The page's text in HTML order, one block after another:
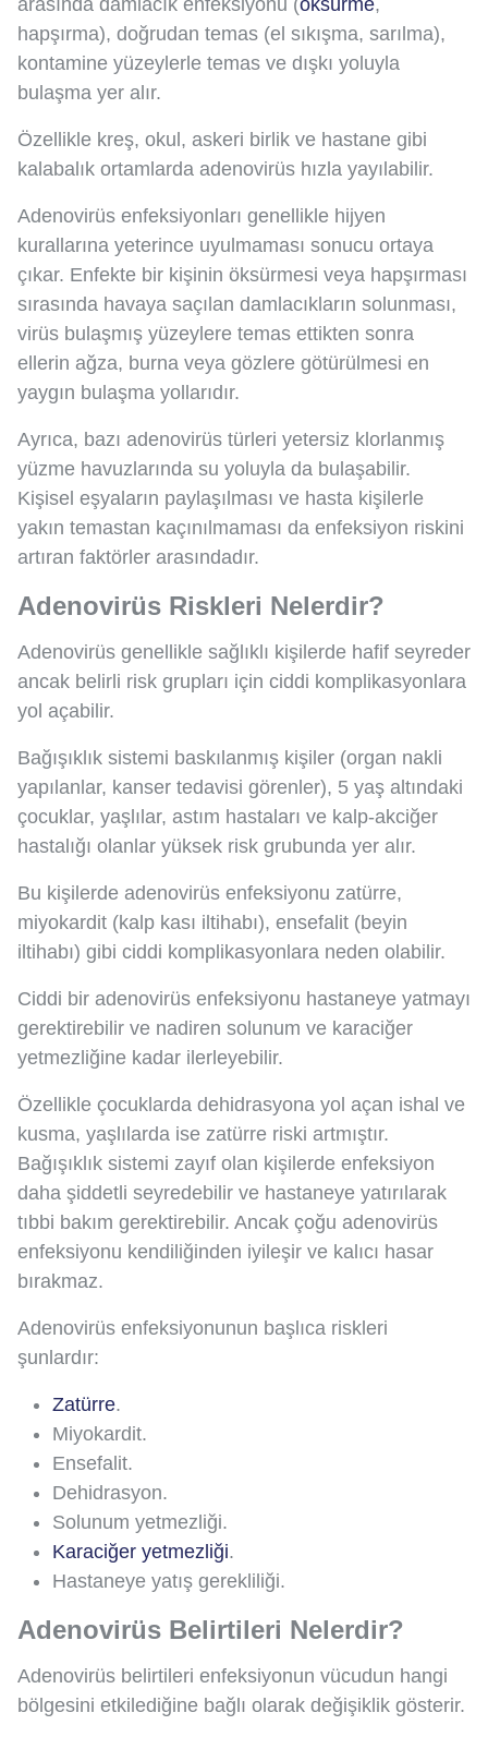
arasında damlacık enfeksiyonu (öksürme,
hapşırma), doğrudan temas (el sıkışma, sarılma),
kontamine yüzeylerle temas ve dışkı yoluyla
bulaşma yer alır.
Özellikle kreş, okul, askeri birlik ve hastane gibi
kalabalık ortamlarda adenovirüs hızla yayılabilir.
Adenovirüs enfeksiyonları genellikle hijyen
kurallarına yeterince uyulmaması sonucu ortaya
çıkar. Enfekte bir kişinin öksürmesi veya hapşırması
sırasında havaya saçılan damlacıkların solunması,
virüs bulaşmış yüzeylere temas ettikten sonra
ellerin ağza, burna veya gözlere götürülmesi en
yaygın bulaşma yollarıdır.
Ayrıca, bazı adenovirüs türleri yetersiz klorlanmış
yüzme havuzlarında su yoluyla da bulaşabilir.
Kişisel eşyaların paylaşılması ve hasta kişilerle
yakın temastan kaçınılmaması da enfeksiyon riskini
artıran faktörler arasındadır.
Adenovirüs Riskleri Nelerdir?
Adenovirüs genellikle sağlıklı kişilerde hafif seyreder
ancak belirli risk grupları için ciddi komplikasyonlara
yol açabilir.
Bağışıklık sistemi baskılanmış kişiler (organ nakli
yapılanlar, kanser tedavisi görenler), 5 yaş altındaki
çocuklar, yaşlılar, astım hastaları ve kalp-akciğer
hastalığı olanlar yüksek risk grubunda yer alır.
Bu kişilerde adenovirüs enfeksiyonu zatürre,
miyokardit (kalp kası iltihabı), ensefalit (beyin
iltihabı) gibi ciddi komplikasyonlara neden olabilir.
Ciddi bir adenovirüs enfeksiyonu hastaneye yatmayı
gerektirebilir ve nadiren solunum ve karaciğer
yetmezliğine kadar ilerleyebilir.
Özellikle çocuklarda dehidrasyona yol açan ishal ve
kusma, yaşlılarda ise zatürre riski artmıştır.
Bağışıklık sistemi zayıf olan kişilerde enfeksiyon
daha şiddetli seyredebilir ve hastaneye yatırılarak
tıbbi bakım gerektirebilir. Ancak çoğu adenovirüs
enfeksiyonu kendiliğinden iyileşir ve kalıcı hasar
bırakmaz.
Adenovirüs enfeksiyonunun başlıca riskleri
şunlardır:
Zatürre.
Miyokardit.
Ensefalit.
Dehidrasyon.
Solunum yetmezliği.
Karaciğer yetmezliği.
Hastaneye yatış gerekliliği.
Adenovirüs Belirtileri Nelerdir?
Adenovirüs belirtileri enfeksiyonun vücudun hangi
bölgesini etkilediğine bağlı olarak değişiklik gösterir.